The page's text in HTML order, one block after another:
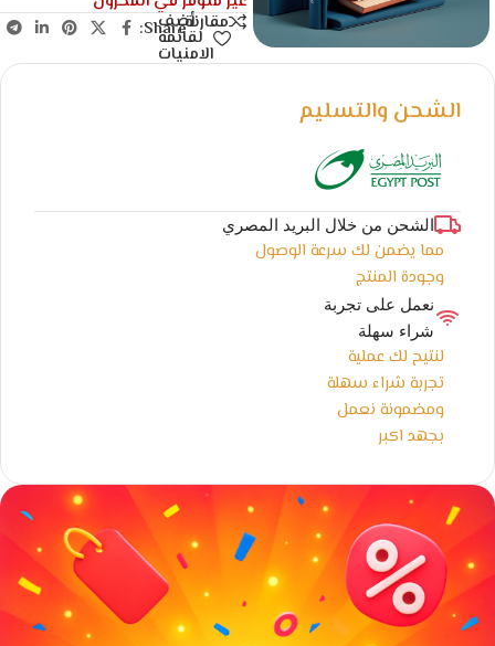
مقارنةأضف
لقائمة
الامنيات
Share:
الشحن والتسليم
الشحن من خلال البريد المصري
مما يضمن لك سرعة الوصول
وجودة المنتج
نعمل على تجربة
شراء سهلة
لنتيح لك عملية
تجربة شراء سهلة
ومضمونة نعمل
بجهد اكبر